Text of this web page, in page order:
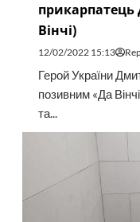
Вінчі)
12/02/2022 15:13
Герой України
позивним «Да
та...